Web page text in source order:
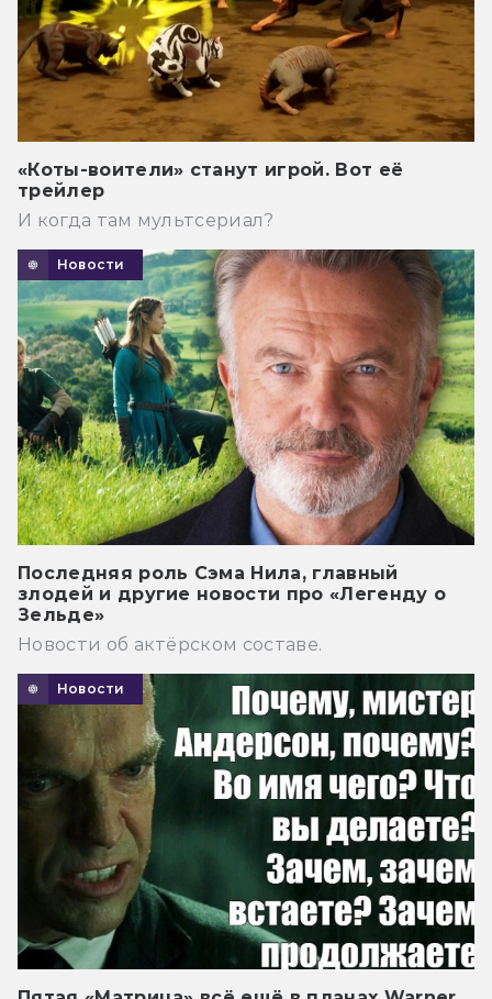
«Коты-воители» станут игрой. Вот её
трейлер
И когда там мультсериал?
Новости
Последняя роль Сэма Нила, главный
злодей и другие новости про «Легенду о
Зельде»
Новости об актёрском составе.
Новости